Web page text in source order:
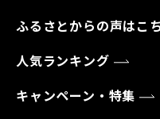
ふるさとからの声はこ
人気ランキング
キャンペーン・特集